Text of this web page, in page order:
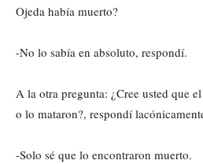
Ojeda había muerto?
-No lo sabía en absoluto, respondí.
A la otra pregunta: ¿Cree usted que
o lo mataron?, respondí
-Solo sé que lo encontraron muerto.